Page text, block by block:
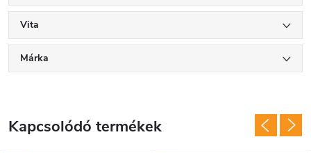
Vita
Márka
Kapcsolódó termékek